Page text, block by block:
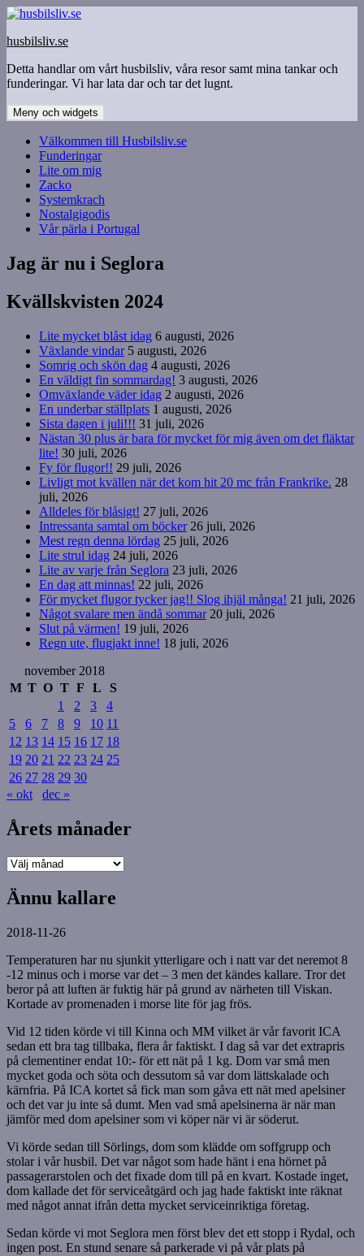
Hoppa
innehåll
husbilsliv.se
Detta handlar om vårt husbilsliv, våra resor samt mina tankar och
funderingar. Vi har lata dar och tar det lugnt.
Meny och widgets
Välkommen till Husbilsliv.se
Funderingar
Lite om mig
Zacko
Systemkrach
Nostalgigodis
Vår pärla i Portugal
Jag är nu i Seglora
Kvällskvisten 2024
Lite mycket blåst idag 6 augusti, 2026
Växlande vindar 5 augusti, 2026
Somrig och skön dag 4 augusti, 2026
En väldigt fin sommardag! 3 augusti, 2026
Omväxlande väder idag 2 augusti, 2026
En underbar ställplats 1 augusti, 2026
Sista dagen i juli!!! 31 juli, 2026
Nästan 30 plus är bara för mycket för mig även om det fläktar
lite! 30 juli, 2026
Fy för flugor!! 29 juli, 2026
Livligt mot kvällen när det kom hit 20 mc från Frankrike. 28
juli, 2026
Alldeles för blåsigt! 27 juli, 2026
Intressanta samtal om böcker 26 juli, 2026
Mest regn denna lördag 25 juli, 2026
Lite strul idag 24 juli, 2026
Lite av varje från Seglora 23 juli, 2026
En dag att minnas! 22 juli, 2026
För mycket flugor tycker jag!! Slog ihjäl många! 21 juli, 2026
Något svalare men ändå sommar 20 juli, 2026
Slut på värmen! 19 juli, 2026
Regn ute, flugjakt inne! 18 juli, 2026
november 2018
M T O T F L
S
1
2 3
4
5
6 7 8 9 10 11
12 13 14 15 16 17 18
19 20 21 22 23 24 25
26 27 28 29 30
« okt
dec »
Årets månader
Årets
Ännu kallare
2018-11-26
Temperaturen har nu sjunkit ytterligare och i natt var det neremot 8
-12 minus och i morse var det – 3 men det kändes kallare. Tror det
beror på att luften är fuktig här på grund av närheten till Viskan.
Kortade av promenaden i morse lite för jag frös.
Vid 12 tiden körde vi till Kinna och MM vilket är vår favorit ICA
sedan ett bra tag tillbaka, flera år faktiskt. I dag så var det extrapris
på clementiner endat 10:- för ett nät på 1 kg. Dom var små men
mycket goda och söta och dessutom så var dom lättskalade och
kärnfria. På ICA kortet så fick man som gåva ett nät med apelsiner
och det var ju inte så dumt. Men vad små apelsinerna är när man
jämför med dom apelsiner som vi köper när vi är söderut.
Vi körde sedan till Sörlings, dom som klädde om soffgrupp och
stolar i vår husbil. Det var något som hade hänt i ena hörnet på
passagerarstolen och det fixade dom till på en kvart. Kostade inget,
dom kallade det för serviceåtgärd och jag hade faktiskt inte räknat
med något annat ifrån detta mycket serviceinriktiga företag.
Sedan körde vi mot Seglora men först blev det ett stopp i Rydal, och
ingen post. En stund senare så parkerade vi på vår plats på